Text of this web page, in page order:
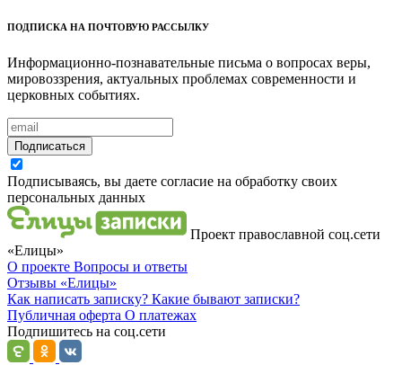
ПОДПИСКА НА ПОЧТОВУЮ РАССЫЛКУ
Информационно-познавательные письма о вопросах веры,
мировоззрения, актуальных проблемах современности и
церковных событиях.
Подписаться
Подписываясь, вы даете согласие на обработку своих
персональных данных
Проект православной соц.сети
«Елицы»
О проекте Вопросы и ответы
Отзывы «Елицы»
Как написать записку? Какие бывают записки?
Публичная оферта О платежах
Подпишитесь на соц.сети